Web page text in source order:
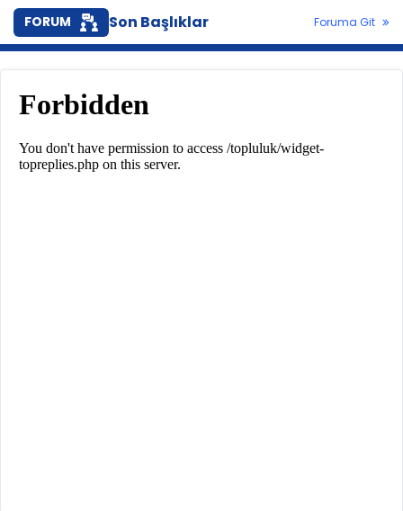
FORUM Son Başlıklar Foruma Git